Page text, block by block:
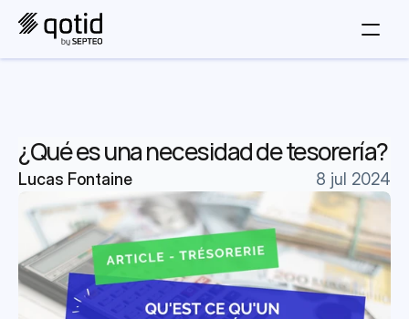
¿Qué es una necesidad de tesorería?
Lucas Fontaine 8 jul 2024